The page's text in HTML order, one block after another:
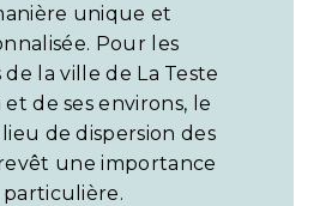
unique et
Pour les
la ville de La Teste
de ses environs, le
de dispersion des
une importance
particulière.